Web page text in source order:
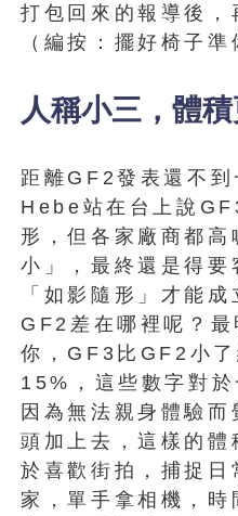
打包回來的報導後，
（編按：擺好椅子準
人稱小三，體
距離GF2發表還不到
Hebe站在台上說
形，但各家廠商都高
小」，最終還是得要
「如影隨形」才能
GF2差在哪裡呢？最
你，GF3比GF2小
15%，這些數字對
因為無法親身體驗
頭加上去，這樣的體
於喜歡街拍，捕捉日
家，單手拿相機，時